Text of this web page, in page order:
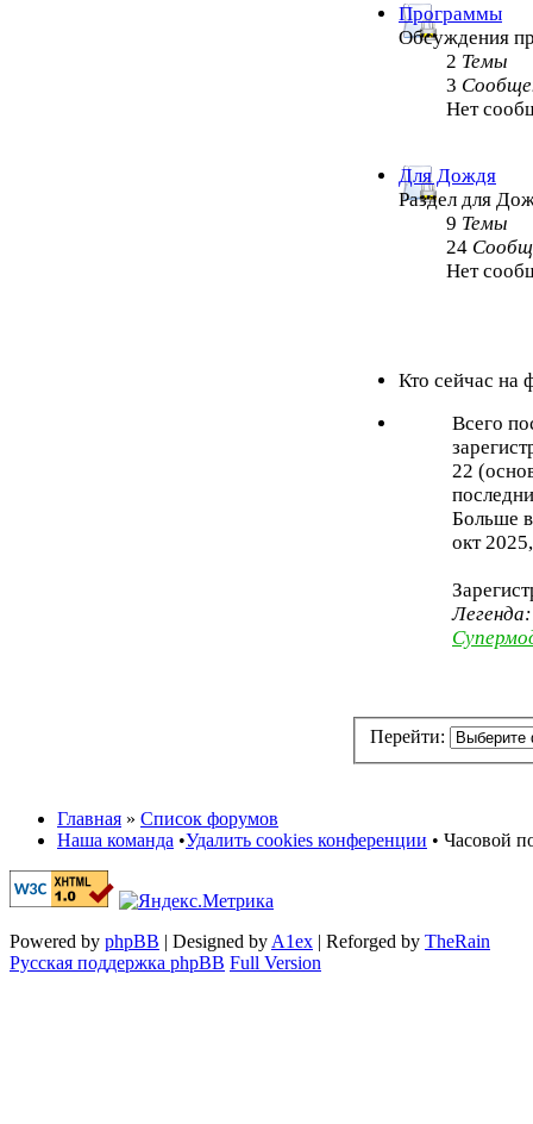
Программы
Обсуждения
2 Темы
3
Нет
Для Дождя
Раздел для
9 Темы
24
Нет
Кто сейчас на
Всего
22
Больше
окт
Перейти:
Главная » Список форумов
Наша команда •Удалить cookies конференции • Часовой
Powered by phpBB | Designed by A1ex | Reforged by TheRain
Русская поддержка phpBB Full Version